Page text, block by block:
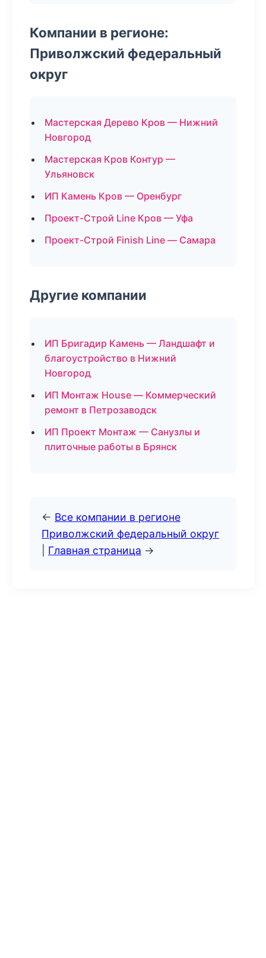
Компании в регионе:
Приволжский федеральный
округ
Мастерская Дерево Кров — Нижний
Новгород
Мастерская Кров Контур —
Ульяновск
ИП Камень Кров — Оренбург
Проект-Строй Line Кров — Уфа
Проект-Строй Finish Line — Самара
Другие компании
ИП Бригадир Камень — Ландшафт и
благоустройство в Нижний
Новгород
ИП Монтаж House — Коммерческий
ремонт в Петрозаводск
ИП Проект Монтаж — Санузлы и
плиточные работы в Брянск
← Все компании в регионе
Приволжский федеральный округ
Главная страница →